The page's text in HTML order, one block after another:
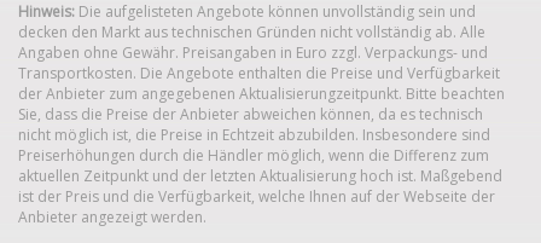
Hinweis: Die aufgelisteten Angebote können unvollständig sein und
decken den Markt aus technischen Gründen nicht vollständig ab. Alle
Angaben ohne Gewähr. Preisangaben in Euro zzgl. Verpackungs- und
Transportkosten. Die Angebote enthalten die Preise und Verfügbarkeit
der Anbieter zum angegebenen Aktualisierungzeitpunkt. Bitte beachten
Sie, dass die Preise der Anbieter abweichen können, da es technisch
nicht möglich ist, die Preise in Echtzeit abzubilden. Insbesondere sind
Preiserhöhungen durch die Händler möglich, wenn die Differenz zum
aktuellen Zeitpunkt und der letzten Aktualisierung hoch ist. Maßgebend
ist der Preis und die Verfügbarkeit, welche Ihnen auf der Webseite der
Anbieter angezeigt werden.